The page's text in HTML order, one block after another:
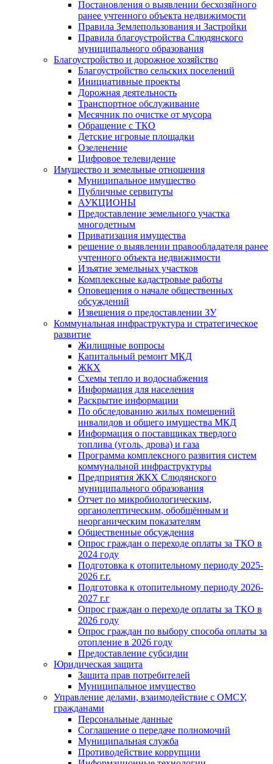
Постановления о выявлении бесхозяйного
ранее учтенного объекта недвижимости
Правила Землепользования и Застройки
Правила благоустройства Слюдянского
муниципального образования
Благоустройство и дорожное хозяйство
Благоустройство сельских поселений
Инициативные проекты
Дорожная деятельность
Транспортное обслуживание
Месячник по очистке от мусора
Обращение с ТКО
Детские игровые площадки
Озеленение
Цифровое телевидение
Имущество и земельные отношения
Муниципальное имущество
Публичные сервитуты
АУКЦИОНЫ
Предоставление земельного участка
многодетным
Приватизация имущества
решение о выявлении правообладателя ранее
учтенного объекта недвижимости
Изъятие земельных участков
Комплексные кадастровые работы
Оповещения о начале общественных
обсуждений
Извещения о предоставлении ЗУ
Коммунальная инфраструктура и стратегическое
развитие
Жилищные вопросы
Капитальный ремонт МКД
ЖКХ
Схемы тепло и водоснабжения
Информация для населения
Раскрытие информации
По обследованию жилых помещений
инвалидов и общего имущества МКД
Информация о поставщиках твердого
топлива (уголь, дрова) и газа
Программа комплексного развития систем
коммунальной инфраструктуры
Предприятия ЖКХ Слюдянского
муниципального образования
Отчет по микробиологическим,
органолептическим, обобщённым и
неорганическим показателям
Общественные обсуждения
Опрос граждан о переходе оплаты за ТКО в
2024 году
Подготовка к отопительному периоду 2025-
2026 г.г.
Подготовка к отопительному периоду 2026-
2027 г.г
Опрос граждан о переходе оплаты за ТКО в
2026 году
Опрос граждан по выбору способа оплаты за
отопление в 2026 году
Предоставление субсидии
Юридическая защита
Защита прав потребителей
Муниципальное имущество
Управление делами, взаимодействие с ОМСУ,
гражданами
Персональные данные
Соглашение о передаче полномочий
Муниципальная служба
Противодействие коррупции